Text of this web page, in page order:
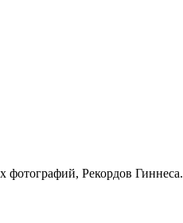
Рекордов Гиннеса.